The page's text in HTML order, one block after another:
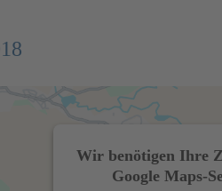
Wir benötigen Ihre
Google Maps-